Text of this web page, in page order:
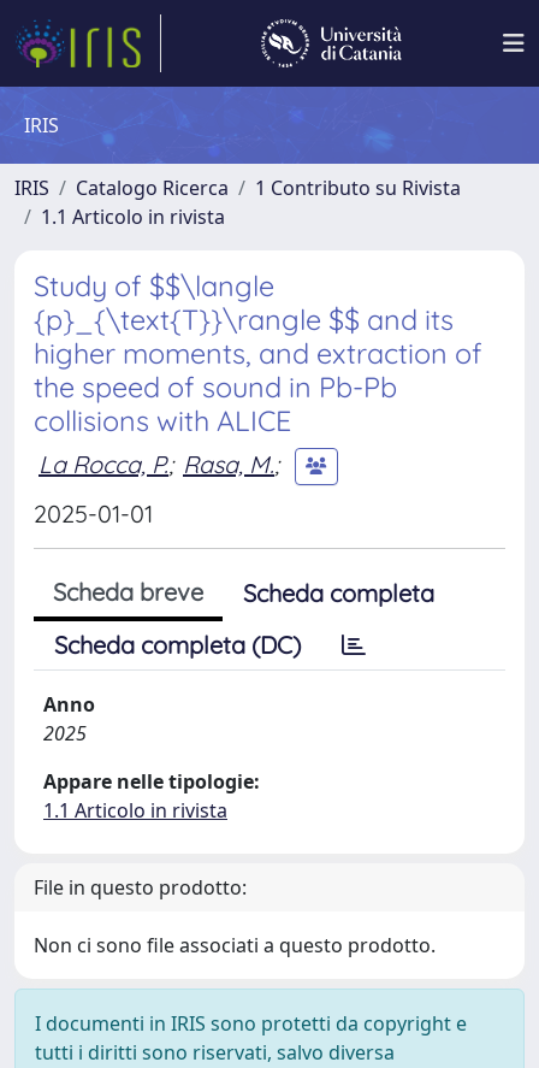
IRIS
IRIS Catalogo Ricerca
1 Contributo su Rivista
1.1 Articolo in rivista
Study of $$\langle
{p}_{\text{T}}\rangle $$ and its
higher moments, and extraction of
the speed of sound in Pb-Pb
collisions with ALICE
La Rocca, P.; Rasa, M.;
2025-01-01
Scheda breve
Scheda completa
Scheda completa (DC)
Anno
2025
Appare nelle tipologie:
1.1 Articolo in rivista
File in questo prodotto:
Non ci sono file associati a questo prodotto.
I documenti in IRIS sono protetti da copyright e
tutti i diritti sono riservati, salvo diversa